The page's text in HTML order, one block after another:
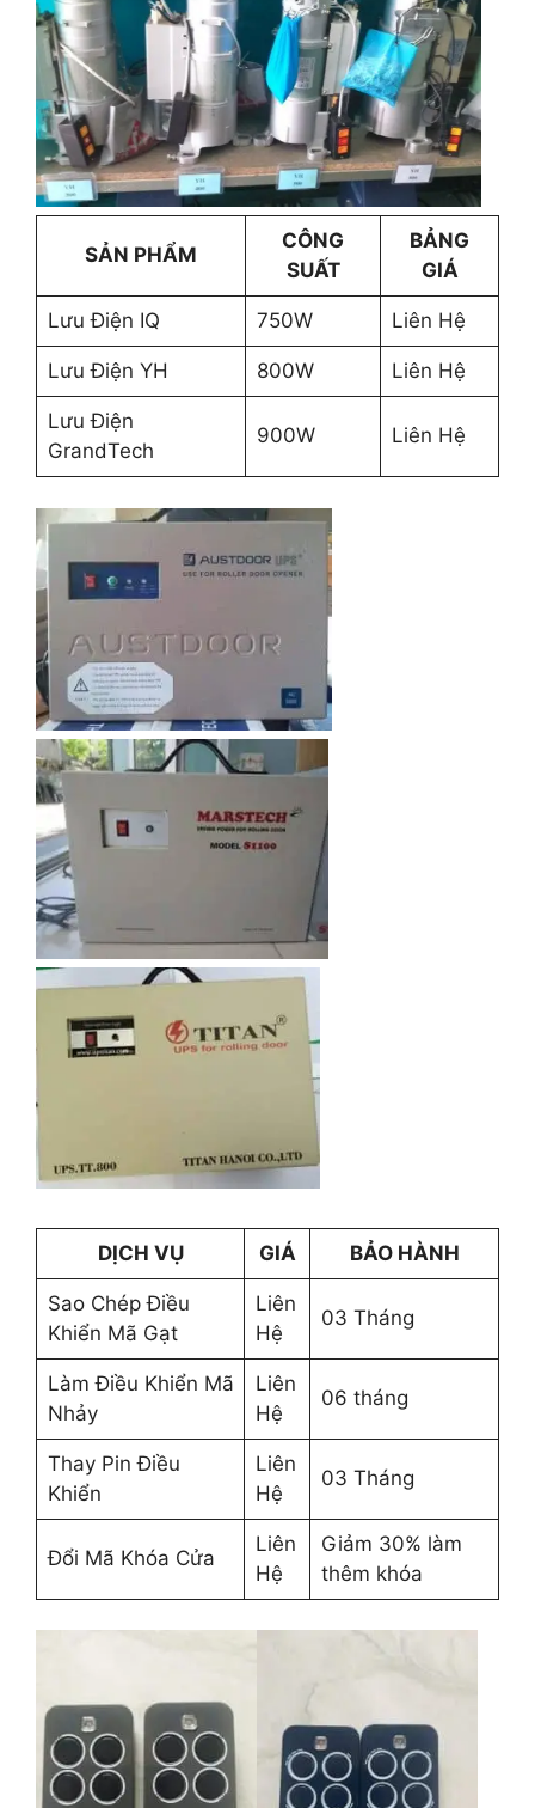
SẢN PHẨM
CÔNG
SUẤT
BẢNG
GIÁ
Lưu Điện IQ 750W Liên Hệ
Lưu Điện YH 800W Liên Hệ
Lưu Điện
GrandTech
900W Liên Hệ
DỊCH VỤ GIÁ BẢO HÀNH
Sao Chép Điều
Khiển Mã Gạt
Liên
Hệ
03 Tháng
Làm Điều Khiển Mã
Nhảy
Liên
Hệ
06 tháng
Thay Pin Điều
Khiển
Liên
Hệ
03 Tháng
Đổi Mã Khóa Cửa
Liên
Hệ
Giảm 30% làm
thêm khóa